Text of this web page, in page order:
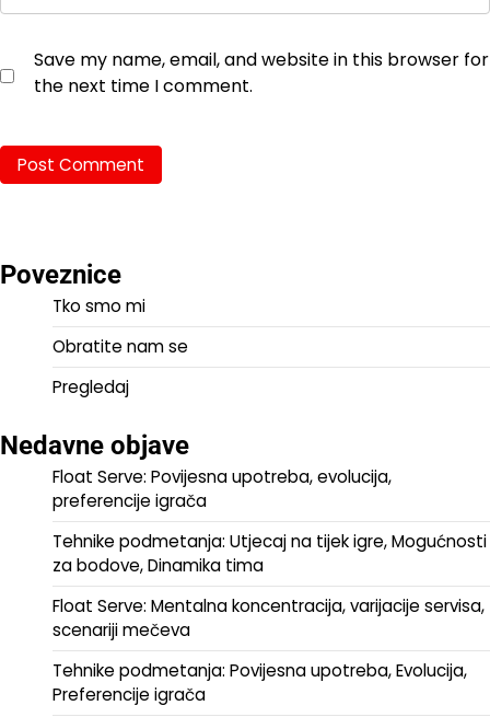
Save my name, email, and website in this browser for
the next time I comment.
Poveznice
Tko smo mi
Obratite nam se
Pregledaj
Nedavne objave
Float Serve: Povijesna upotreba, evolucija,
preferencije igrača
Tehnike podmetanja: Utjecaj na tijek igre, Mogućnosti
za bodove, Dinamika tima
Float Serve: Mentalna koncentracija, varijacije servisa,
scenariji mečeva
Tehnike podmetanja: Povijesna upotreba, Evolucija,
Preferencije igrača